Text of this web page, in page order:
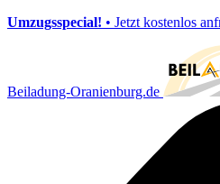
Umzugsspecial! • Jetzt kostenlos
Beiladung-Oranienburg.de